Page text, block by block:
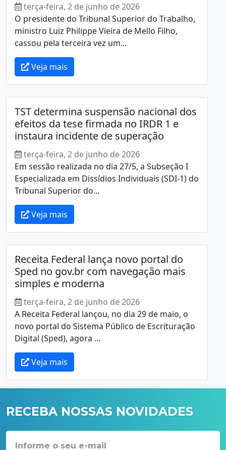
terça-feira, 2 de junho de 2026
O presidente do Tribunal Superior do Trabalho,
ministro Luiz Philippe Vieira de Mello Filho,
cassou pela terceira vez um...
Veja mais
TST determina suspensão nacional dos
efeitos da tese firmada no IRDR 1 e
instaura incidente de superação
terça-feira, 2 de junho de 2026
Em sessão realizada no dia 27/5, a Subseção I
Especializada em Dissídios Individuais (SDI-1) do
Tribunal Superior do...
Veja mais
Receita Federal lança novo portal do
Sped no gov.br com navegação mais
simples e moderna
terça-feira, 2 de junho de 2026
A Receita Federal lançou, no dia 29 de maio, o
novo portal do Sistema Público de Escrituração
Digital (Sped), agora ...
Veja mais
RECEBA NOSSAS NOVIDADES